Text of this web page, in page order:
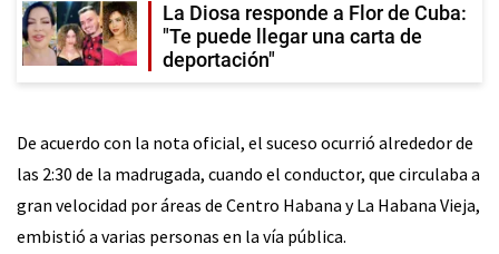
La Diosa responde a Flor de Cuba:
"Te puede llegar una carta de
deportación"
De acuerdo con la nota oficial, el suceso ocurrió alrededor de
las 2:30 de la madrugada, cuando el conductor, que circulaba a
gran velocidad por áreas de Centro Habana y La Habana Vieja,
embistió a varias personas en la vía pública.